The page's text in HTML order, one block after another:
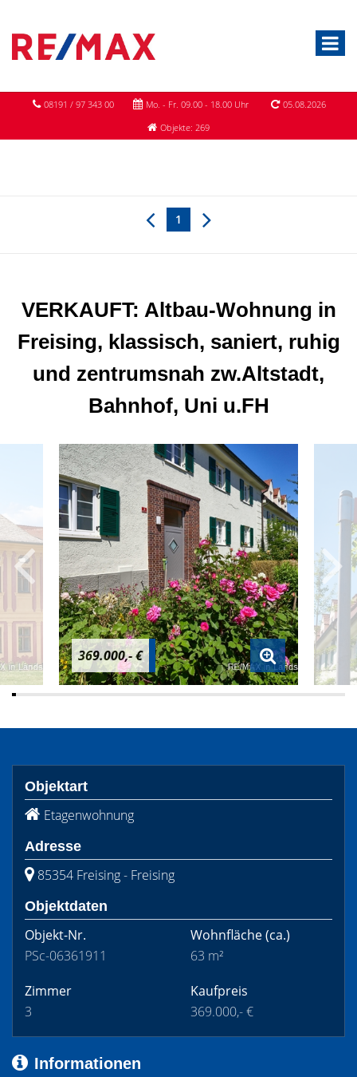
08191 / 97 343 00 Mo. - Fr. 09.00 - 18.00 Uhr
05.08.2026
Objekte: 269
1
VERKAUFT: Altbau-Wohnung in
Freising, klassisch, saniert, ruhig
und zentrumsnah zw.Altstadt,
Bahnhof, Uni u.FH
369.000,- €
Objektart
Etagenwohnung
Adresse
85354 Freising - Freising
Objektdaten
Objekt-Nr.
PSc-06361911
Wohnfläche(ca.)
63 m²
Zimmer
3
Kaufpreis
369.000,- €
Informationen